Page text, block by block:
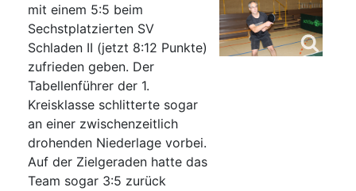
mit einem 5:5 beim
Sechstplatzierten SV
Schladen II (jetzt 8:12 Punkte)
zufrieden geben. Der
Tabellenführer der 1.
Kreisklasse schlitterte sogar
an einer zwischenzeitlich
drohenden Niederlage vorbei.
Auf der Zielgeraden hatte das
Team sogar 3:5 zurück